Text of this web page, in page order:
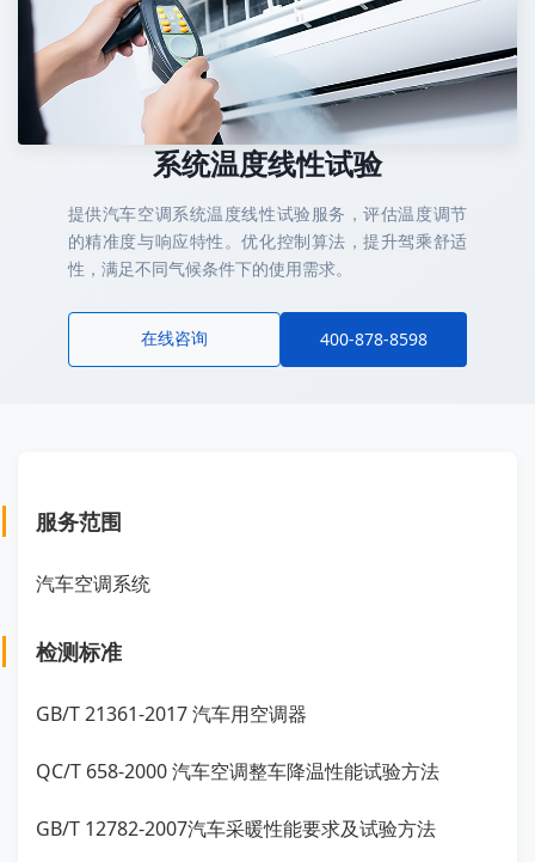
系统温度线性试验
提供汽车空调系统温度线性试验服务，评估温度调节
的精准度与响应特性。优化控制算法，提升驾乘舒适
性，满足不同气候条件下的使用需求。
在线咨询 400-878-8598
服务范围
汽车空调系统
检测标准
GB/T 21361-2017 汽车用空调器
QC/T 658-2000 汽车空调整车降温性能试验方法
GB/T 12782-2007汽车采暖性能要求及试验方法